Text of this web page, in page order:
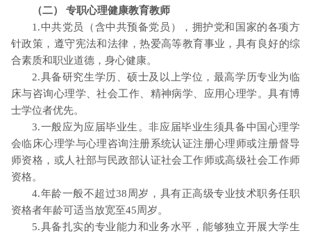
（二） 专职心理健康教育教师
1.中共党员（含中共预备党员），拥护党和国家的各项方
针政策，遵守宪法和法律，热爱高等教育事业，具有良好的综
合素质和职业道德，身心健康。
2.具备研究生学历、硕士及以上学位，最高学历专业为临
床与咨询心理学、社会工作、精神病学、应用心理学。具有博
士学位者优先。
3.一般应为应届毕业生。非应届毕业生须具备中国心理学
会临床心理学与心理咨询注册系统认证注册心理师或注册督导
师资格，或人社部与民政部认证社会工作师或高级社会工作师
资格。
4.年龄一般不超过38周岁，具有正高级专业技术职务任职
资格者年龄可适当放宽至45周岁。
5.具备扎实的专业能力和业务水平，能够独立开展大学生